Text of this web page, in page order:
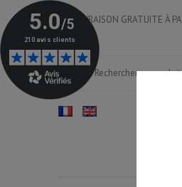
LIVRAISON GRATUITE À